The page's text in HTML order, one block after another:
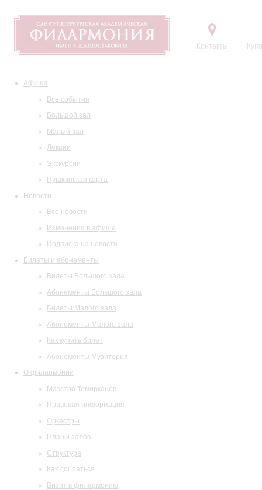
Контакты
Афиша
Все события
Большой зал
Малый зал
Лекции
Экскурсии
Пушкинская карта
Новости
Все новости
Изменения в афише
Подписка на новости
Билеты и абонементы
Билеты Большого зала
Абонементы Большого зала
Билеты Малого зала
Абонементы Малого зала
Как купить билет
Абонементы Музитория
О филармонии
Маэстро Темирканов
Правовая информация
Оркестры
Планы залов
Структура
Как добраться
Визит в филармонию